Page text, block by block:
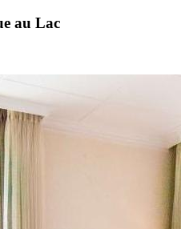
au Lac